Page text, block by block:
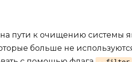
пути к очищению системы
больше не